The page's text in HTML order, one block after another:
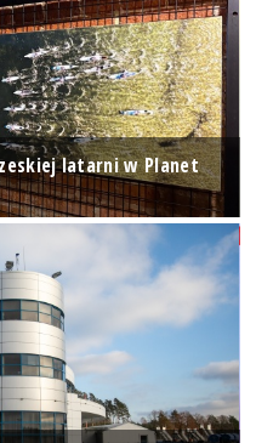
latarni w Planet